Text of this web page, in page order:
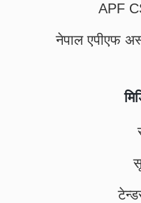
APF
नेपाल एपीएफ